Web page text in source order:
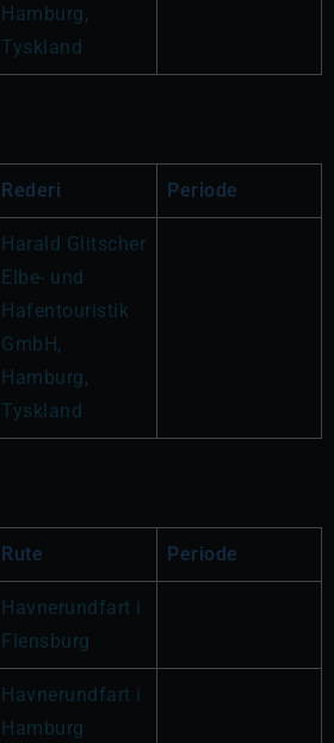
Hamburg,
Tyskland
Rederi Periode
Harald Glitscher
Elbe- und
Hafentouristik
GmbH,
Hamburg,
Tyskland
Rute Periode
Havnerundfart i
Flensburg
Havnerundfart i
Hamburg